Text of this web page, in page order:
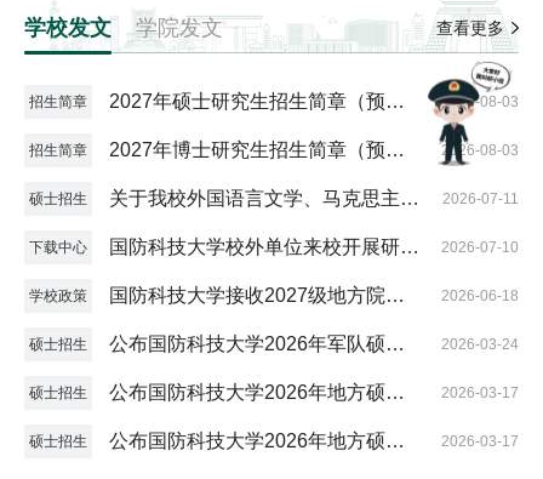
学校发文 学院发文 查看更多
招生简章
2027年硕士研究生招生简章（预发
2026-08-03
招生简章
2027年博士研究生招生简章（预发
版）
2026-08-03
硕士招生
关于我校外国语言文学、马克思主义
理论学科招收参军入伍研究生的通知
2026-07-11
下载中心
国防科技大学校外单位来校开展研究
生招生宣传活动申请表
2026-07-10
学校政策
国防科技大学接收2027级地方院校
推荐免试硕士研究生（含直博生、参
2026-06-18
硕士招生
公布国防科技大学2026年军队硕士
研究生复试分数控制线及招生复试工
2026-03-24
硕士招生
公布国防科技大学2026年地方硕士
研究生全国招考复试分数控制线
2026-03-17
硕士招生
公布国防科技大学2026年地方硕士
2026-03-17